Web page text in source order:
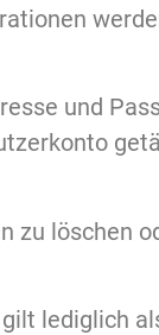
und
zu löschen
lediglich